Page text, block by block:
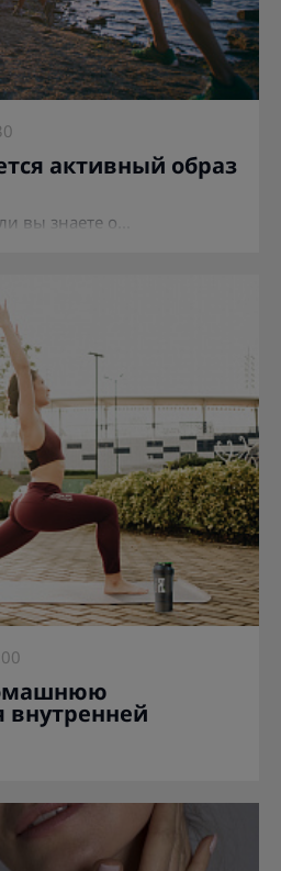
активный образ
вы знаете о...
внутренней